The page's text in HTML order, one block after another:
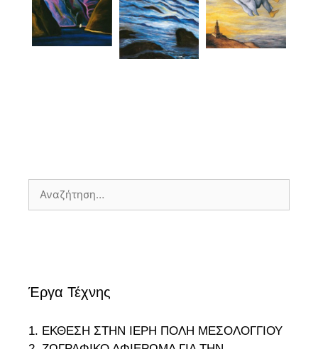
για:
Έργα Τέχνης
1. ΕΚΘΕΣΗ ΣΤΗΝ ΙΕΡΗ ΠΟΛΗ ΜΕΣΟΛΟΓΓΙΟΥ